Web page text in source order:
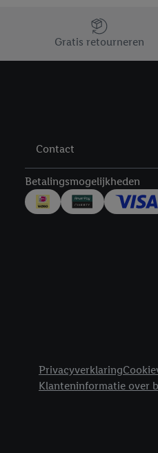
Jouw voordelen bij ons als Lidl
Gratis retourneren
Contact
Betalingsmogelijkheden
Privacyverklaring
Klanteninformatie over